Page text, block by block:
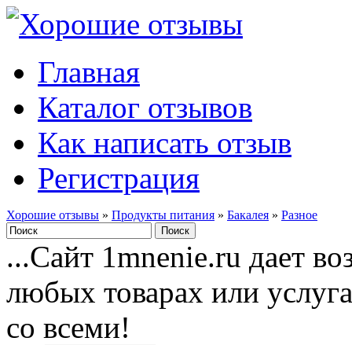
Главная
Каталог отзывов
Как написать отзыв
Регистрация
Хорошие отзывы » Продукты питания » Бакалея » Разное
...Сайт 1mnenie.ru дает
любых товарах или
со всеми!